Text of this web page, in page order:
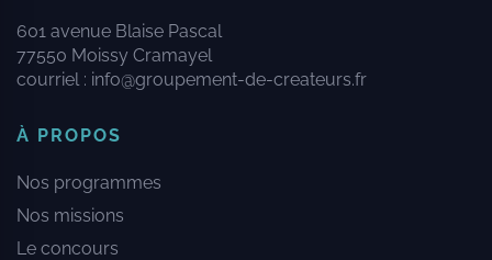
601 avenue Blaise Pascal
77550 Moissy Cramayel
courriel : info@groupement-de-createurs.fr
À PROPOS
Nos programmes
Nos missions
Le concours